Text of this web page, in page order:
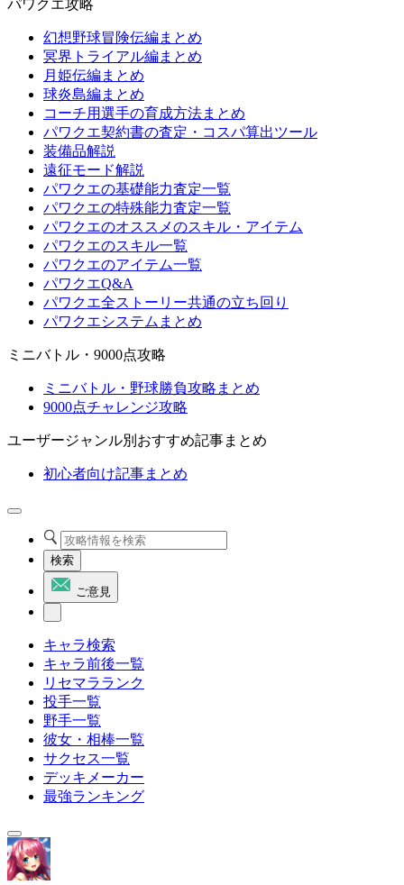
パワクエ攻略
幻想野球冒険伝編まとめ
冥界トライアル編まとめ
月姫伝編まとめ
球炎島編まとめ
コーチ用選手の育成方法まとめ
パワクエ契約書の査定・コスパ算出ツール
装備品解説
遠征モード解説
パワクエの基礎能力査定一覧
パワクエの特殊能力査定一覧
パワクエのオススメのスキル・アイテム
パワクエのスキル一覧
パワクエのアイテム一覧
パワクエQ&A
パワクエ全ストーリー共通の立ち回り
パワクエシステムまとめ
ミニバトル・9000点攻略
ミニバトル・野球勝負攻略まとめ
9000点チャレンジ攻略
ユーザージャンル別おすすめ記事まとめ
初心者向け記事まとめ
検索
ご意見
キャラ検索
キャラ前後一覧
リセマラランク
投手一覧
野手一覧
彼女・相棒一覧
サクセス一覧
デッキメーカー
最強ランキング